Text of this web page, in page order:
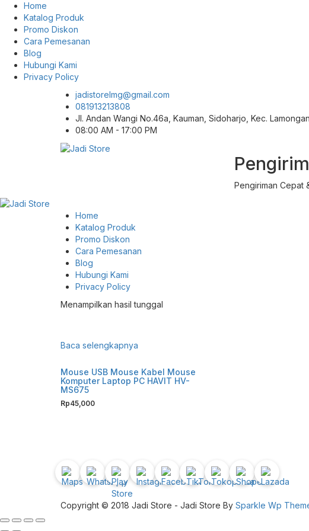
Home
Katalog Produk
Promo Diskon
Cara Pemesanan
Blog
Hubungi Kami
Privacy Policy
jadistorelmg@gmail.com
081913213808
Jl. Andan Wangi No.46a, Kauman, Sidoharjo, Kec.
08:00 AM - 17:00 PM
Pengiriman Cepat
Home
Katalog Produk
Promo Diskon
Cara Pemesanan
Blog
Hubungi Kami
Privacy Policy
Menampilkan hasil tunggal
Baca selengkapnya
Mouse USB Mouse Kabel Mouse
Komputer Laptop PC HAVIT HV-
MS675
Rp45,000
Copyright © 2018 Jadi Store - Jadi Store By Sparkle Wp